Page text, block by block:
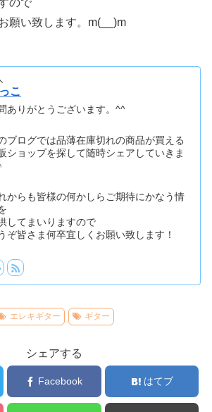
ので
願い致します。m(__)m
こ
ありがとうございます。^^
ブログでは品薄在庫切れの商品が買える
ショップを探して随時シェアしていきま
からも皆様の何かしらご期待にかなう情
してまいりますので
ぞ皆さま何卒宜しくお願い致します！
エレキギター ギター
シェアする
Facebook はてブ